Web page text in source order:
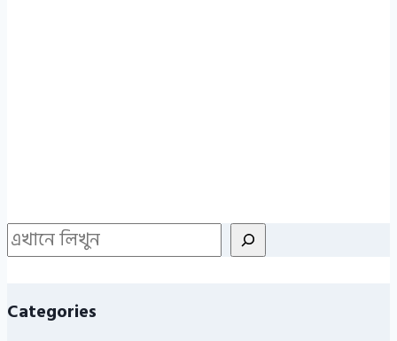
Search
Categories